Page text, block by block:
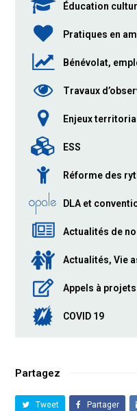
Éducation
Pratiques en
Bénévolat,
Travaux
Enjeux
ESS
Réforme des
DLA et
Actualités de
Actualités, Vie
Appels à projets
COVID 19
Partagez
Tweet Partager